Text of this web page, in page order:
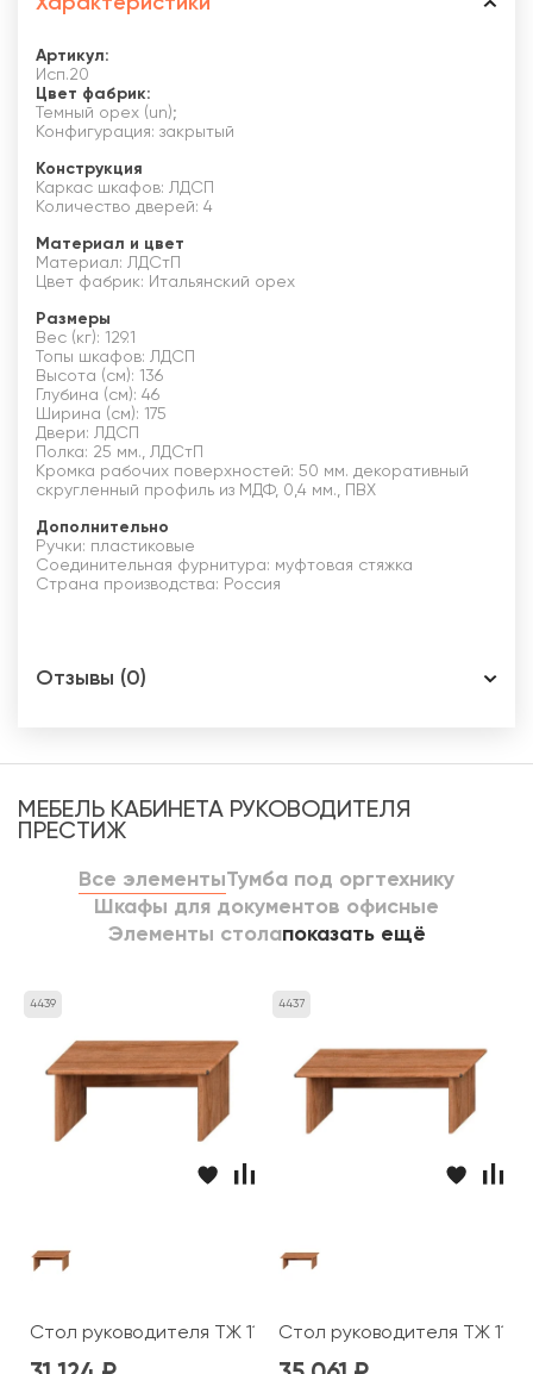
Артикул:
Исп.20
Цвет фабрик:
Темный орех (un);
Конфигурация: закрытый
Конструкция
Каркас шкафов: ЛДСП
Количество дверей: 4
Материал и цвет
Материал: ЛДСтП
Цвет фабрик: Итальянский орех
Размеры
Вес (кг): 129.1
Топы шкафов: ЛДСП
Высота (см): 136
Глубина (см): 46
Ширина (см): 175
Двери: ЛДСП
Полка: 25 мм., ЛДСтП
Кромка рабочих поверхностей: 50 мм. декоративный
скругленный профиль из МДФ, 0,4 мм., ПВХ
Дополнительно
Ручки: пластиковые
Соединительная фурнитура: муфтовая стяжка
Страна производства: Россия
Отзывы (0)
МЕБЕЛЬ КАБИНЕТА РУКОВОДИТЕЛЯ
ПРЕСТИЖ
Все элементыТумба под оргтехнику
Шкафы для документов офисные
Элементы столапоказать ещё
4439
Стол руководителя ТЖ 112 Prestige
4437
Стол руководителя ТЖ 113